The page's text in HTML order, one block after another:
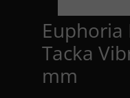
Tacka
mm